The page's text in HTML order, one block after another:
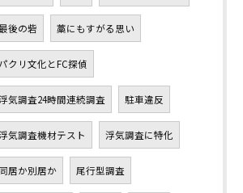
後の砦 藁にもすがる思い
パクリ文化とFC探偵
気調査24時間連続調査 駐車違反
気調査機材テスト 浮気調査に特化
同居か別居か 尾行型調査